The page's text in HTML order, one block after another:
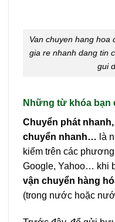
Van chuyen hang hoa
gia re nhanh dang tin
gui
Những từ khóa bạn
Chuyển phát
chuyển nhanh… là
kiếm trên các
Google, Yahoo… khi
vận chuyển hàng
(trong nước hoặc